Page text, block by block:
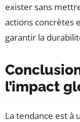
exister sans
actions concrètes
garantir la
l’impact
La tendance est à